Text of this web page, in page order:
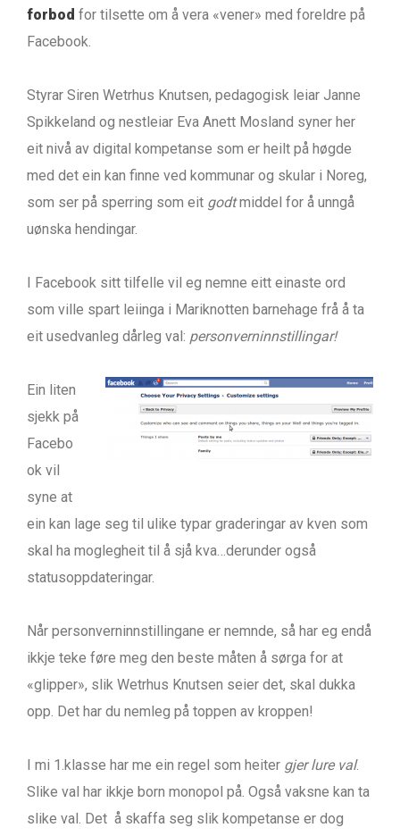
forbod for tilsette om å vera «vener» med foreldre på
Facebook.
Styrar Siren Wetrhus Knutsen, pedagogisk leiar Janne
Spikkeland og nestleiar Eva Anett Mosland syner her
eit nivå av digital kompetanse som er heilt på høgde
med det ein kan finne ved kommunar og skular i Noreg,
som ser på sperring som eit godtmiddel for å unngå
uønska hendingar.
I Facebook sitt tilfelle vil eg nemne eitt einaste ord
som ville spart leiinga i Mariknotten barnehage frå å ta
eit usedvanleg dårleg val: personverninnstillingar!
Ein liten
sjekk på
Facebo
ok vil
syne at
ein kan lage seg til ulike typar graderingar av kven som
skal ha moglegheit til å sjå kva…derunder også
statusoppdateringar.
Når personverninnstillingane er nemnde, så har eg endå
ikkje teke føre meg den beste måten å sørga for at
«glipper», slik Wetrhus Knutsen seier det, skal dukka
opp. Det har du nemleg på toppen av kroppen!
I mi 1.klasse har me ein regel som heiter gjer lure val.
Slike val har ikkje born monopol på. Også vaksne kan ta
slike val. Det å skaffa seg slik kompetanse er dog